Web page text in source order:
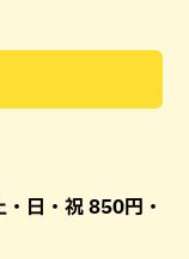
日・祝 850円・